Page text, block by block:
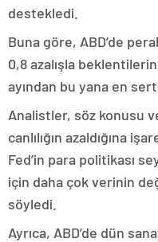
destekledi.
Buna göre, ABD’de
0,8 azalışla
ayından bu yana en
Analistler, söz konusu
canlılığın azaldığına
Fed’in para politikası
için daha çok verinin
söyledi.
Ayrıca, ABD’de dün